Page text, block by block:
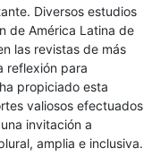
Diversos estudios
de América Latina de
las revistas de más
reflexión para
propiciado esta
valiosos efectuados
invitación a
amplia e inclusiva.